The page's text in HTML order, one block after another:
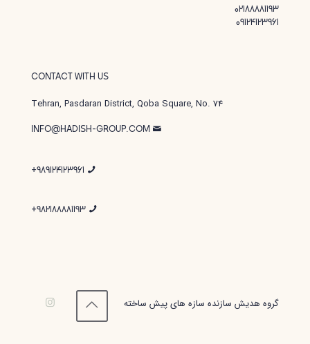
02188881193
09124123961
CONTACT WITH US
Tehran, Pasdaran District, Qoba Square, No. 74
گروه هدیش سازنده سازه های پیش ساخته